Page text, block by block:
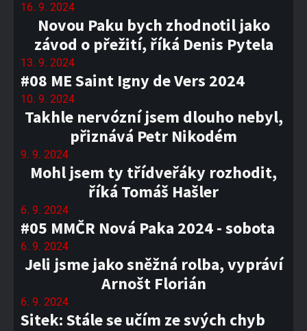
16. 9. 2024
Novou Paku bych zhodnotil jako
závod o přežití, říká Denis Pytela
13. 9. 2024
#08 ME Saint Igny de Vers 2024
10. 9. 2024
Takhle nervózní jsem dlouho nebyl,
přiznává Petr Nikodém
9. 9. 2024
Mohl jsem ty třídveřáky rozhodit,
říká Tomáš Hašler
6. 9. 2024
#05 MMČR Nová Paka 2024 - sobota
6. 9. 2024
Jeli jsme jako sněžná rolba, vypráví
Arnošt Florián
6. 9. 2024
Sitek: Stále se učím ze svých chyb